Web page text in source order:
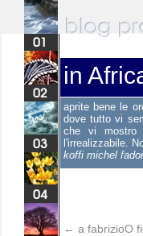
in
← a fabrizioO
aprite bene le
dove tutto vi
che vi mostro
l'irrealizzabile.
koffi michel